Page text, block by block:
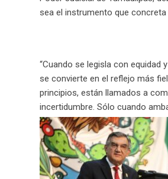
sea el instrumento que
“Cuando se legisla con equidad
se convierte en el reflejo más
principios, están llamados a
incertidumbre. Sólo cuando